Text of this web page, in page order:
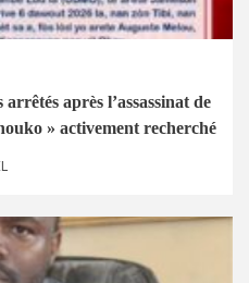
après l’assassinat de
» activement recherché